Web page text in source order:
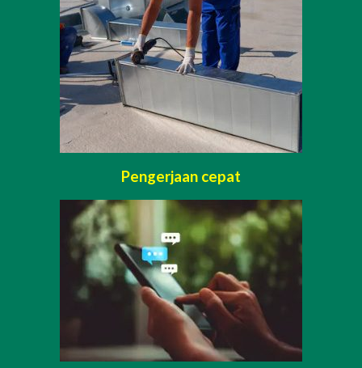
Pengerjaan cepat